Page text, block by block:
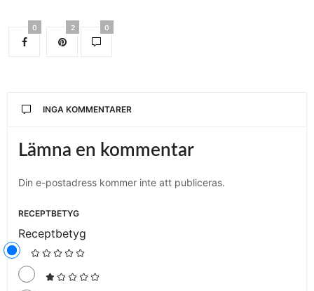
0 2 0
INGA KOMMENTARER
Lämna en kommentar
Din e-postadress kommer inte att publiceras.
RECEPTBETYG
Receptbetyg